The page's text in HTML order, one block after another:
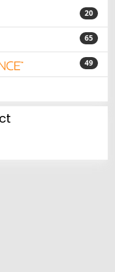
20
65
49